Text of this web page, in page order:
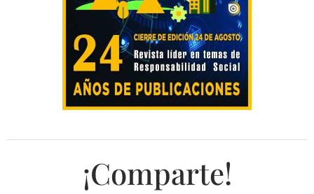
¡Comparte!